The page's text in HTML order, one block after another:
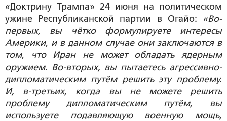
«Доктрину Трампа» 24 июня на политическом
ужине Республиканской партии в Огайо: «Во-
первых, вы чётко формулируете интересы
Америки, и в данном случае они заключаются в
том, что Иран не может обладать ядерным
оружием. Во-вторых, вы пытаетесь агрессивно-
дипломатическим путём решить эту проблему.
И, в-третьих, когда вы не можете решить
проблему дипломатическим путём, вы
используете подавляющую военную мощь,